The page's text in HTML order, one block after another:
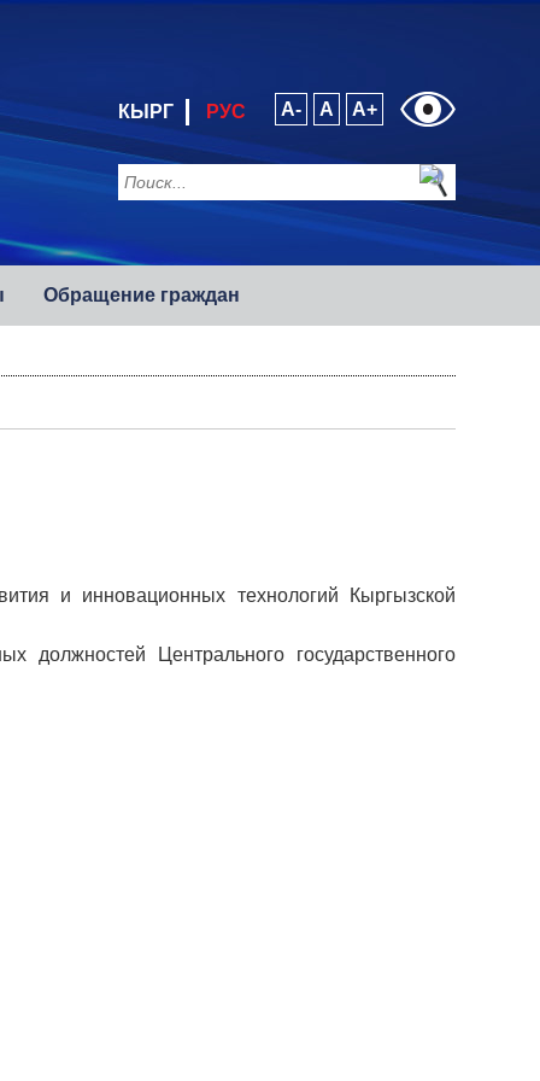
КЫРГ РУС A- A A+
Обращение граждан
и инновационных технологий Кыргызской
должностей Центрального государственного